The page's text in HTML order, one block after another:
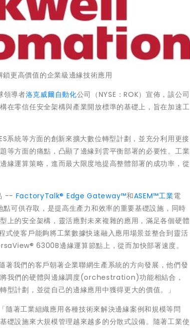
鎖更高價值的企業級邊緣技術應用
領導者洛克威爾自動化公司（NYSE：ROK）宣佈，該公司
在零信任安全架構與產業開放標準的基礎上，旨在加速工
系統等方面的創新來擴大數位轉型計劃，並充分利用更接
等方面的痛點，凸顯了邊緣到雲平衡部署的必要性。工業
緣運算策略，進而最大限度地提高整體部署的成功率，從
-- FactoryTalk® Edge Gateway™和ASEM™工業電
可供存取，是提高生產力和效率的重要基礎設施，同時
上的安全架構，靈活應對未來複雜的應用，滿足各個硬體
使客戶能夠將工業數據快速融入應用場景並整合到靈活
6300B邊緣運算節點上，從而加快部署速度。
著我們的客戶朝著企業聯網生產系統的方向發展，他們發
我們的硬體與邊緣調度(orchestration)功能相結合，
計劃，並從自己的邊緣應用中獲得更大的價值。
」
「隨著工業組織應用各種技術來解決邊緣案例和規模等問
礎設施來大規模管理越來越多的分散式設備。隨著工業使